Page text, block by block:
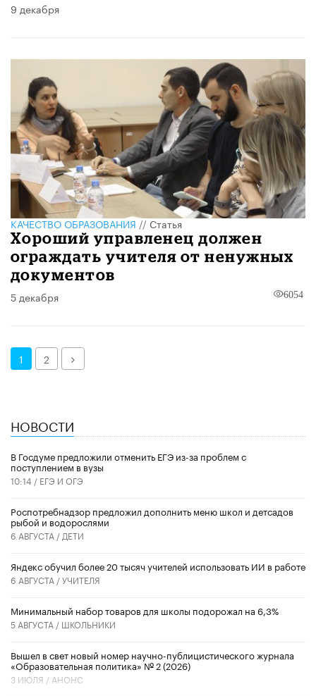
9 декабря
КАЧЕСТВО ОБРАЗОВАНИЯ//Статья
Хороший управленец должен
ограждать учителя от ненужных
документов
5 декабря 6054
1 2 Далее
НОВОСТИ
В Госдуме предложили отменить ЕГЭ из-за проблем с
поступлением в вузы
10:14 / ЕГЭ И ОГЭ
Роспотребнадзор предложил дополнить меню школ и детсадов
рыбой и водорослями
6 АВГУСТА / ДЕТИ
​Яндекс обучил более 20 тысяч учителей использовать ИИ в работе
6 АВГУСТА /УЧИТЕЛЯ
Минимальный набор товаров для школы подорожал на 6,3%
5 АВГУСТА / ШКОЛЬНИКИ
Вышел в свет новый номер научно-публицистического журнала
«Образовательная политика» № 2 (2026)
3 ИЮЛЯ / АНОНС